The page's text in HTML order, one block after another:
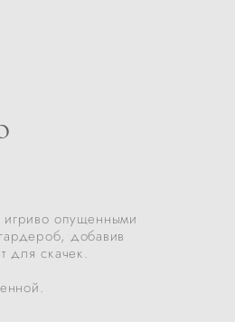
опущенными
добавив
для скачек.